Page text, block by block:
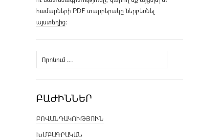
համարների PDF տարբերակը ներբեռնել
այստեղից։
Որոնել՝
ԲԱԺԻՆՆԵՐ
ԲՈՎԱՆԴԱԿՈՒԹՅՈՒՆ
ԽՄԲԱԳՐԱԿԱՆ